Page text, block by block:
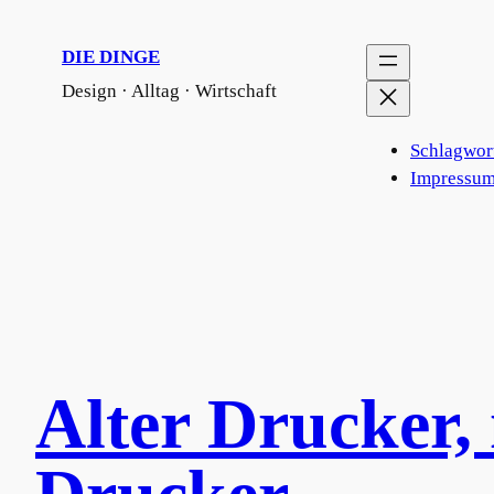
DIE DINGE
Design · Alltag · Wirtschaft
Alter Drucker,